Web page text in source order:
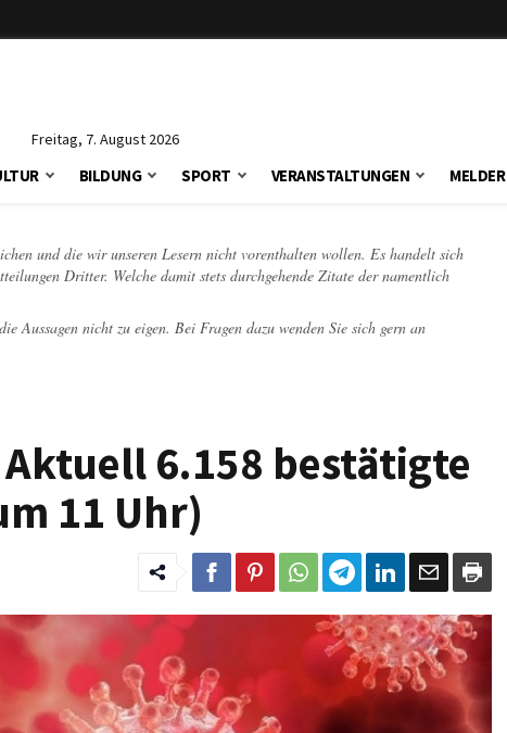
Freitag, 7. August 2026
BILDUNG SPORT VERANSTALTUNGEN MELDER
und die wir unseren Lesern nicht vorenthalten wollen. Es handelt sich
Dritter. Welche damit stets durchgehende Zitate der namentlich
nicht zu eigen. Bei Fragen dazu wenden Sie sich gern an
6.158 bestätigte
11 Uhr)